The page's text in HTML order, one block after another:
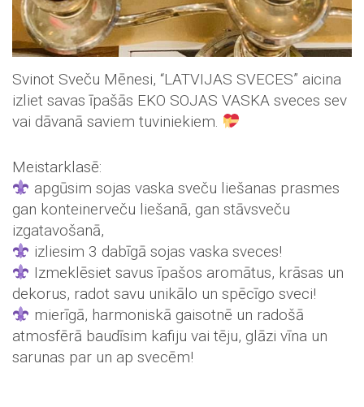
Svinot Sveču Mēnesi, “LATVIJAS SVECES” aicina
izliet savas īpašās EKO SOJAS VASKA sveces sev
vai dāvanā saviem tuviniekiem.
Meistarklasē:
apgūsim sojas vaska sveču liešanas prasmes
gan konteinerveču liešanā, gan stāvsveču
izgatavošanā,
izliesim 3 dabīgā sojas vaska sveces!
Izmeklēsiet savus īpašos aromātus, krāsas un
dekorus, radot savu unikālo un spēcīgo sveci!
mierīgā, harmoniskā gaisotnē un radošā
atmosfērā baudīsim kafiju vai tēju, glāzi vīna un
sarunas par un ap svecēm!